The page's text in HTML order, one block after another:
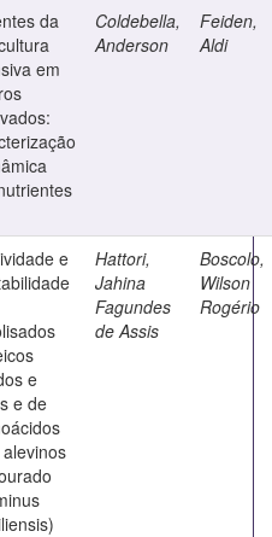
da
em
Coldebella,
Anderson
Feiden,
Aldi
e
e
e de
Hattori,
Jahina
Fagundes
de Assis
Boscolo,
Wilson
Rogério